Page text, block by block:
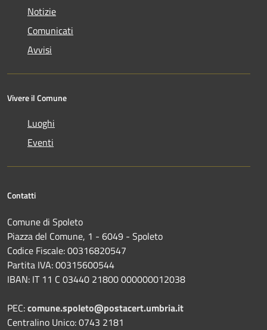
Notizie
Comunicati
Avvisi
Vivere il Comune
Luoghi
Eventi
Contatti
Comune di Spoleto
Piazza del Comune, 1 - 6049 - Spoleto
Codice Fiscale: 00316820547
Partita IVA: 00315600544
IBAN: IT 11 C 03440 21800 000000012038
PEC:comune.spoleto@postacert.umbria.it
Centralino Unico: 0743 2181